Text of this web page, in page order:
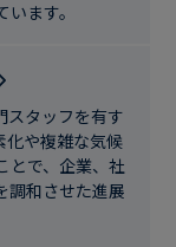
ます。
スタッフを有す
化や複雑な気候
とで、企業、社
調和させた進展